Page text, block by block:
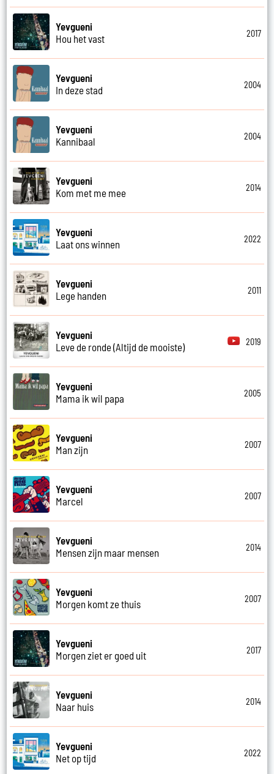
Yevgueni
Hou het vast
2017
Yevgueni
In deze stad
2004
Yevgueni
Kannibaal
2004
Yevgueni
Kom met me mee
2014
Yevgueni
Laat ons winnen
2022
Yevgueni
Lege handen
2011
Yevgueni
Leve de ronde (Altijd de mooiste)
2019
Yevgueni
Mama ik wil papa
2005
Yevgueni
Man zijn
2007
Yevgueni
Marcel
2007
Yevgueni
Mensen zijn maar mensen
2014
Yevgueni
Morgen komt ze thuis
2007
Yevgueni
Morgen ziet er goed uit
2017
Yevgueni
Naar huis
2014
Yevgueni
Net op tijd
2022